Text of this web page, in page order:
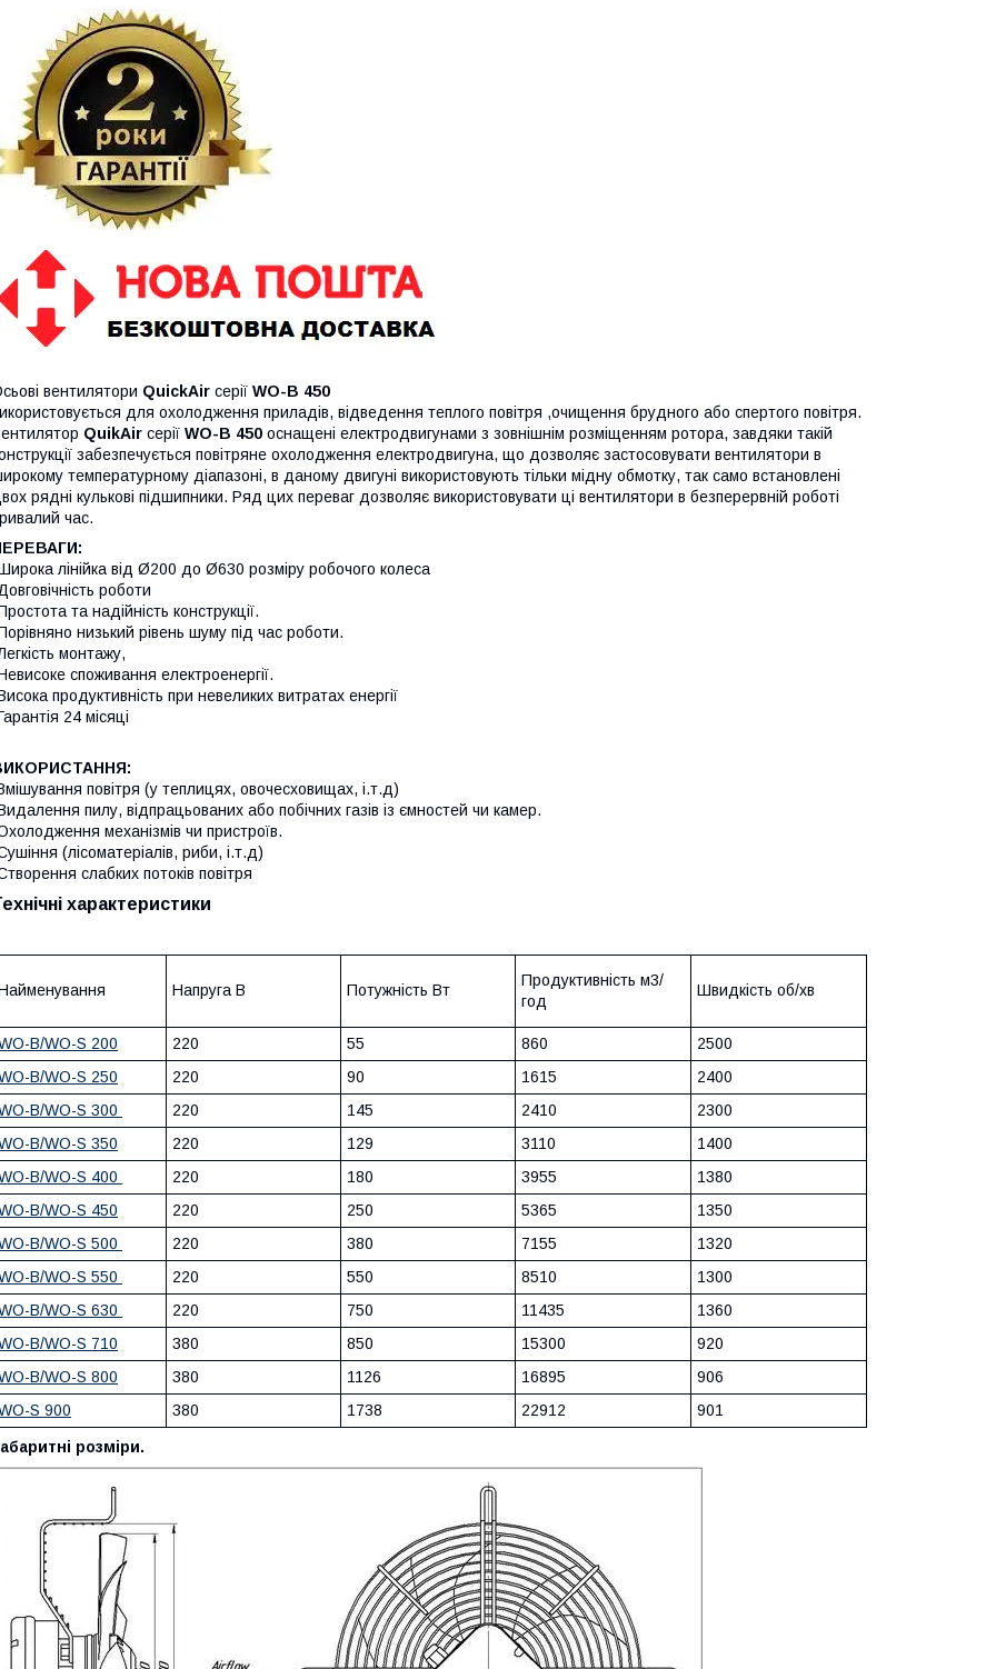
вентилятори QuickAir серії WO-B 450
для охолодження приладів, відведення теплого повітря ,очищення брудного або спертого повітря.
QuikAir серії WO-B 450 оснащені електродвигунами з зовнішнім розміщенням ротора, завдяки такій
забезпечується повітряне охолодження електродвигуна, що дозволяє застосовувати вентилятори в
температурному діапазоні, в даному двигуні використовують тільки мідну обмотку, так само встановлені
рядні кулькові підшипники. Ряд цих переваг дозволяє використовувати ці вентилятори в безперервній роботі
час.
лінійка від Ø200 до Ø630 розміру робочого колеса
роботи
та надійність конструкції.
низький рівень шуму під час роботи.
монтажу,
споживання електроенергії.
продуктивність при невеликих витратах енергії
24 місяці
повітря (у теплицях, овочесховищах, і.т.д)
пилу, відпрацьованих або побічних газів із ємностей чи камер.
механізмів чи пристроїв.
(лісоматеріалів, риби, і.т.д)
слабких потоків повітря
характеристики
Напруга В Потужність Вт
Продуктивність м3/
год
Швидкість об/хв
B/WO-S 200 220 55 860
2500
B/WO-S 250
220 90 1615
2400
B/WO-S 300
220 145 2410
2300
B/WO-S 350
220 129 3110
1400
B/WO-S 400
220 180 3955
1380
B/WO-S 450
220 250 5365
1350
B/WO-S 500
220 380 7155
1320
B/WO-S 550
220 550 8510
1300
B/WO-S 630
220 750 11435
1360
B/WO-S 710
380 850 15300
920
B/WO-S 800
380 1126 16895
906
S 900
380 1738 22912 901
розміри.